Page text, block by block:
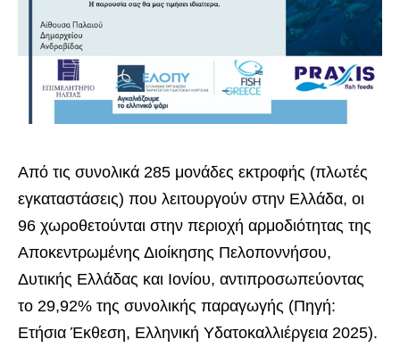
Από τις συνολικά 285 μονάδες εκτροφής (πλωτές
εγκαταστάσεις) που λειτουργούν στην Ελλάδα, οι
96 χωροθετούνται στην περιοχή αρμοδιότητας της
Αποκεντρωμένης Διοίκησης Πελοποννήσου,
Δυτικής Ελλάδας και Ιονίου, αντιπροσωπεύοντας
το 29,92% της συνολικής παραγωγής (Πηγή:
Ετήσια Έκθεση, Ελληνική Υδατοκαλλιέργεια 2025).